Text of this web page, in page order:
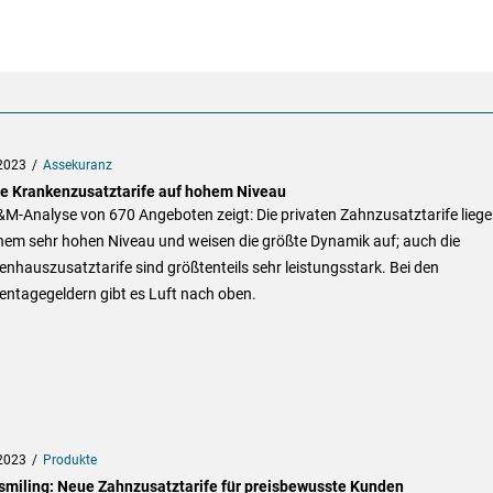
Assekuranz
Krankenzusatztarife auf hohem Niveau
Analyse von 670 Angeboten zeigt: Die privaten Zahnzusatztarife
sehr hohen Niveau und weisen die größte Dynamik auf; auch die
sind größtenteils sehr leistungsstark. Bei den
gibt es Luft nach oben.
Produkte
Neue Zahnzusatztarife für preisbewusste Kunden